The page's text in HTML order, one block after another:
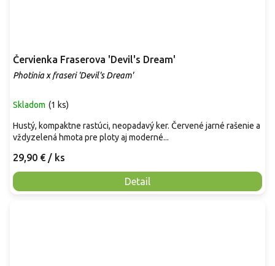
Červienka Fraserova 'Devil's Dream'
Photinia x fraseri 'Devil's Dream'
Skladom (1 ks)
29,90 € / ks
Detail
Hustý, kompaktne rastúci, neopadavý ker. Červené jarné rašenie a
vždyzelená hmota pre ploty aj moderné...